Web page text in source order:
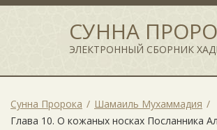
СУННА
ЭЛЕКТРОННЫЙ СБОРНИК
Сунна Пророка
Шамаиль Мухаммадия
Глава 10. О кожаных носках Посланника